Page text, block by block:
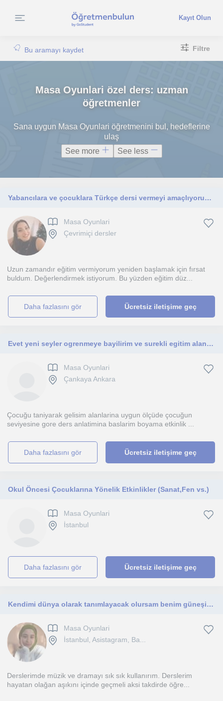
Kayıt Olun
Bu aramayı kaydet Filtre
Masa Oyunlari özel ders: uzman
öğretmenler
Sana uygun Masa Oyunlari öğretmenini bul, hedeflerine
ulaş
See more
See less
Yabancılara ve çocuklara Türkçe dersi vermeyi amaçlıyorum. Türkçe dersi veya Türkçe konuşma pratikleri ile ilgili olabilir.
Masa Oyunlari
Çevrimiçi dersler
Uzun zamandır eğitim vermiyorum yeniden başlamak için fırsat
buldum. Değerlendirmek istiyorum. Bu yüzden eğitim düz...
daha fazlasını gör Ücretsiz iletişime geç
Evet yeni seyler ogrenmeye bayilirim ve surekli egitim alaninda kendime yenilikler katiyorum
Masa Oyunlari
Çankaya Ankara
Çocuğu taniyarak gelisim alanlarina uygun ölçüde çocuğun
seviyesine gore ders anlatimina baslarim boyama etkinlik ...
daha fazlasını gör Ücretsiz iletişime geç
Okul Öncesi Çocuklarına Yönelik Etkinlikler (Sanat,Fen vs.)
Masa Oyunlari
İstanbul
daha fazlasını gör Ücretsiz iletişime geç
Kendimi dünya olarak tanımlayacak olursam benim güneşim de eğitim vereceğim öğrencilerim olur. Derslerim 0-6 yaş arası çocuklara
Masa Oyunlari
İstanbul, Asistagram, Ba...
Derslerimde müzik ve dramayı sık sık kullanırım. Derslerim
hayatan olağan aşıkını içinde geçmeli aksi takdirde öğre...